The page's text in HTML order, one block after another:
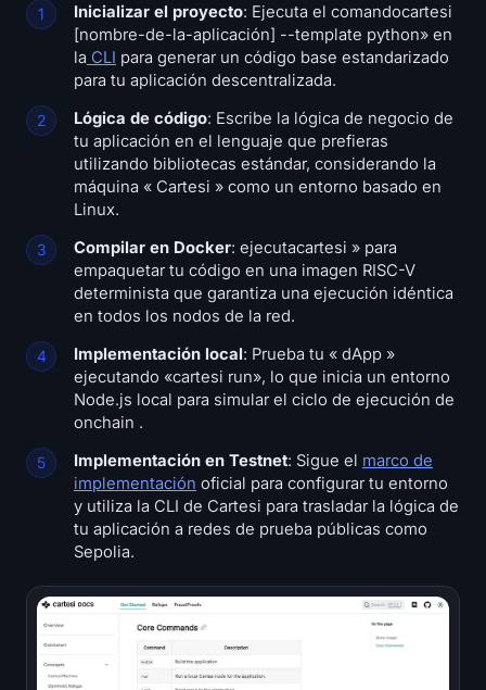
Inicializar el proyecto: Ejecuta el comandocartesi
[nombre-de-la-aplicación] --template python» en
la CLI para generar un código base estandarizado
para tu aplicación descentralizada.
Lógica de código: Escribe la lógica de negocio de
tu aplicación en el lenguaje que prefieras
utilizando bibliotecas estándar, considerando la
máquina « Cartesi » como un entorno basado en
Linux.
Compilar en Docker: ejecutacartesi » para
empaquetar tu código en una imagen RISC-V
determinista que garantiza una ejecución idéntica
en todos los nodos de la red.
Implementación local: Prueba tu « dApp »
ejecutando «cartesi run», lo que inicia un entorno
Node.js local para simular el ciclo de ejecución de
onchain .
Implementación en Testnet: Sigue el marco de
implementación oficial para configurar tu entorno
y utiliza la CLI de Cartesi para trasladar la lógica de
tu aplicación a redes de prueba públicas como
Sepolia.